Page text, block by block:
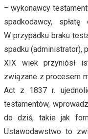
– wykonawcy
spadkodawcy,
W przypadku braku
spadku (administrator),
XIX wiek przyniósł
związane z procesem
Act z 1837 r.
testamentów,
do dziś, takie jak
Ustawodawstwo to